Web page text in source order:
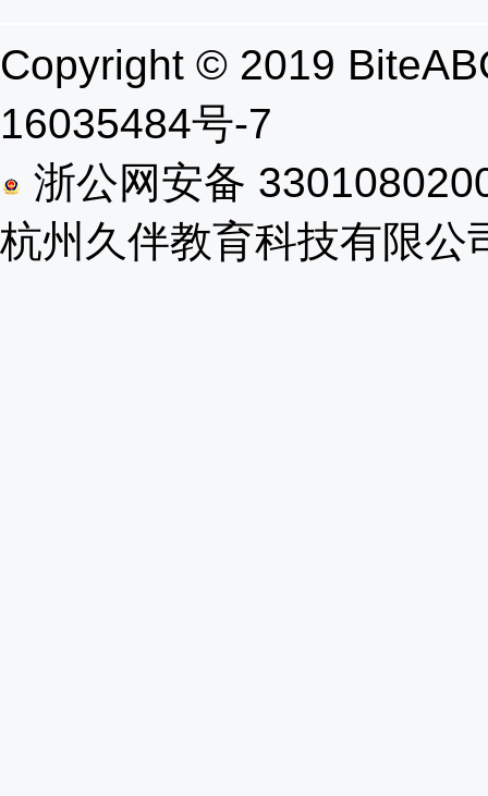
Copyright © 2019
16035484号-7
浙公网安备
杭州久伴教育科技有限公